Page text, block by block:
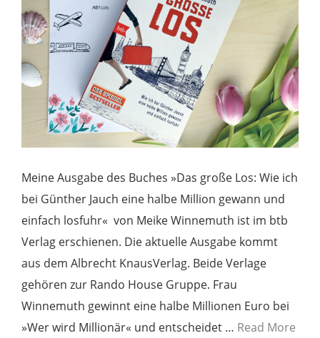
Meine Ausgabe des Buches »Das große Los: Wie ich
bei Günther Jauch eine halbe Million gewann und
einfach losfuhr« von Meike Winnemuth ist im btb
Verlag erschienen. Die aktuelle Ausgabe kommt
aus dem Albrecht KnausVerlag. Beide Verlage
gehören zur Rando House Gruppe. Frau
Winnemuth gewinnt eine halbe Millionen Euro bei
»Wer wird Millionär« und entscheidet … Read More